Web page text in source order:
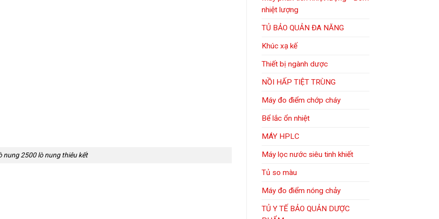
nhiệt lượng
TỦ BẢO QUẢN ĐA NĂNG
Khúc xạ kế
Thiết bị ngành dược
NỒI HẤP TIỆT TRÙNG
Máy đo điểm chớp cháy
Bể lắc ổn nhiệt
MÁY HPLC
Máy lọc nước siêu tinh khiết
Tủ so màu
Máy đo điểm nóng chảy
TỦ Y TẾ BẢO QUẢN DƯỢC
nung 2500 lò nung thiêu kết